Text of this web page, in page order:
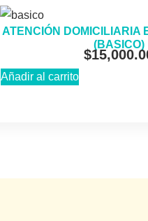
ATENCIÓN DOMICILIARIA
(BASICO)
$
Añadir al carrito